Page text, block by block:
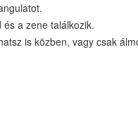
a zene találkozik.
is közben, vagy csak